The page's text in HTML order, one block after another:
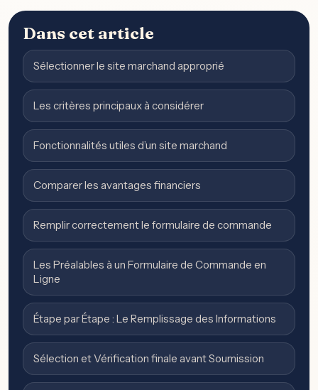
Dans cet article
Sélectionner le site marchand approprié
Les critères principaux à considérer
Fonctionnalités utiles d’un site marchand
Comparer les avantages financiers
Remplir correctement le formulaire de commande
Les Préalables à un Formulaire de Commande en
Ligne
Étape par Étape : Le Remplissage des Informations
Sélection et Vérification finale avant Soumission